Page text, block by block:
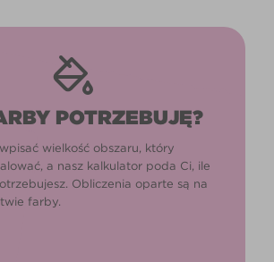
POTRZEBUJĘ?
wielkość obszaru, który
a nasz kalkulator poda Ci, ile
Obliczenia oparte są na
farby.